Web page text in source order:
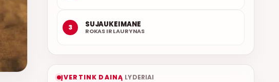
3 SUJAUKEI MANE
ROKAS IR LAURYNAS
ĮVERTINK DAINĄ LYDERIAI